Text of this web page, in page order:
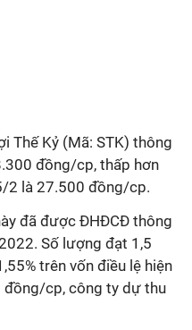
Thế Kỷ (Mã: STK) thông
đồng/cp, thấp hơn
2 là 27.500 đồng/cp.
đã được ĐHĐCĐ thông
Số lượng đạt 1,5
trên vốn điều lệ hiện
cp, công ty dự thu